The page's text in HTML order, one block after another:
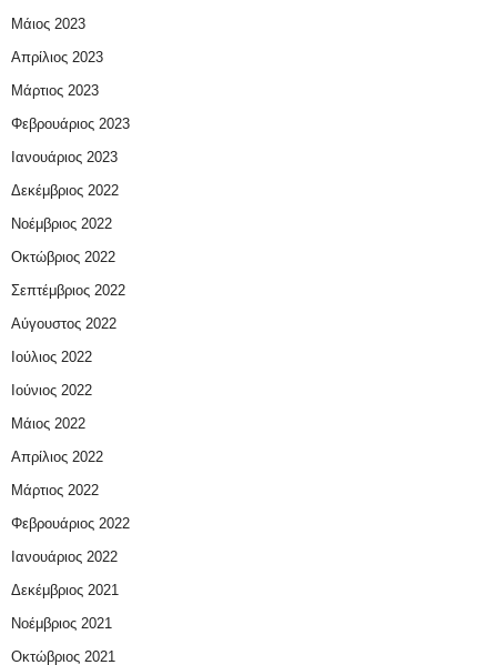
Μάιος 2023
Απρίλιος 2023
Μάρτιος 2023
Φεβρουάριος 2023
Ιανουάριος 2023
Δεκέμβριος 2022
Νοέμβριος 2022
Οκτώβριος 2022
Σεπτέμβριος 2022
Αύγουστος 2022
Ιούλιος 2022
Ιούνιος 2022
Μάιος 2022
Απρίλιος 2022
Μάρτιος 2022
Φεβρουάριος 2022
Ιανουάριος 2022
Δεκέμβριος 2021
Νοέμβριος 2021
Οκτώβριος 2021